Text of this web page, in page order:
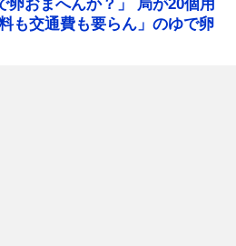
卵おまへんか？」 局が20個用
も交通費も要らん」のゆで卵